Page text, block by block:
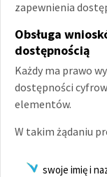
zapewnienia
Obsługa
dostępnością
Każdy ma prawo
dostępności
elementów.
W takim żądaniu
swoje imię i